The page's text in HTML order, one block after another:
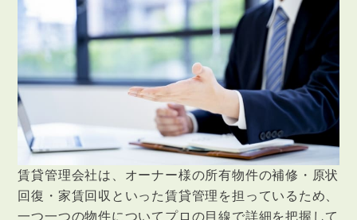
賃貸管理会社は、オーナー様の所有物件の補修・原状
回復・家賃回収といった賃貸管理を担っているため、
一つ一つの物件についてプロの目線で詳細を把握して